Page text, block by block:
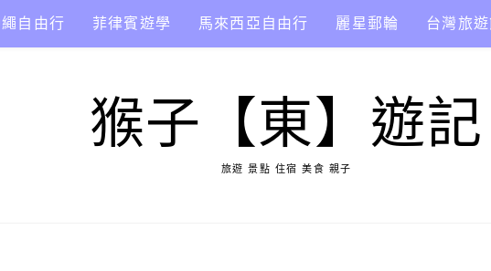
自由行 菲律賓遊學 馬來西亞自由行 麗星郵輪 台灣旅遊
猴子【東】遊記
旅遊 景點 住宿 美食 親子